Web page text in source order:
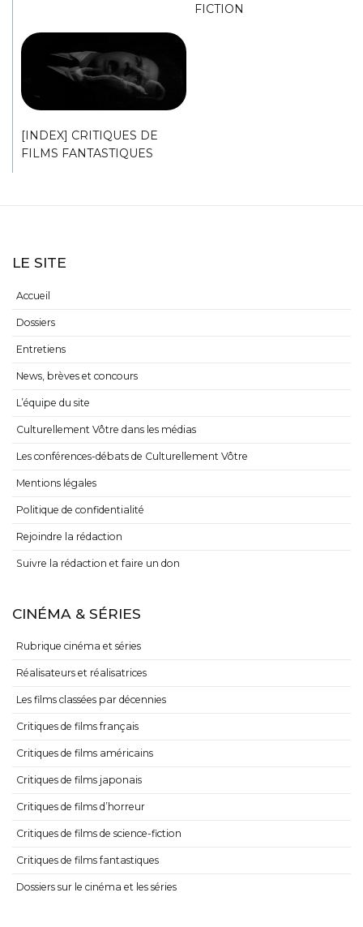
FICTION
[INDEX] CRITIQUES DE
FILMS FANTASTIQUES
LE SITE
Accueil
Dossiers
Entretiens
News, brèves et concours
L’équipe du site
Culturellement Vôtre dans les médias
Les conférences-débats de Culturellement Vôtre
Mentions légales
Politique de confidentialité
Rejoindre la rédaction
Suivre la rédaction et faire un don
CINÉMA & SÉRIES
Rubrique cinéma et séries
Réalisateurs et réalisatrices
Les films classées par décennies
Critiques de films français
Critiques de films américains
Critiques de films japonais
Critiques de films d’horreur
Critiques de films de science-fiction
Critiques de films fantastiques
Dossiers sur le cinéma et les séries